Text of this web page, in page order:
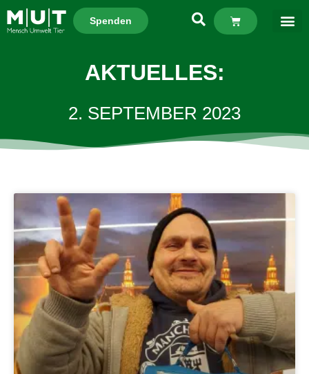
Spenden
AKTUELLES:
2. SEPTEMBER 2023